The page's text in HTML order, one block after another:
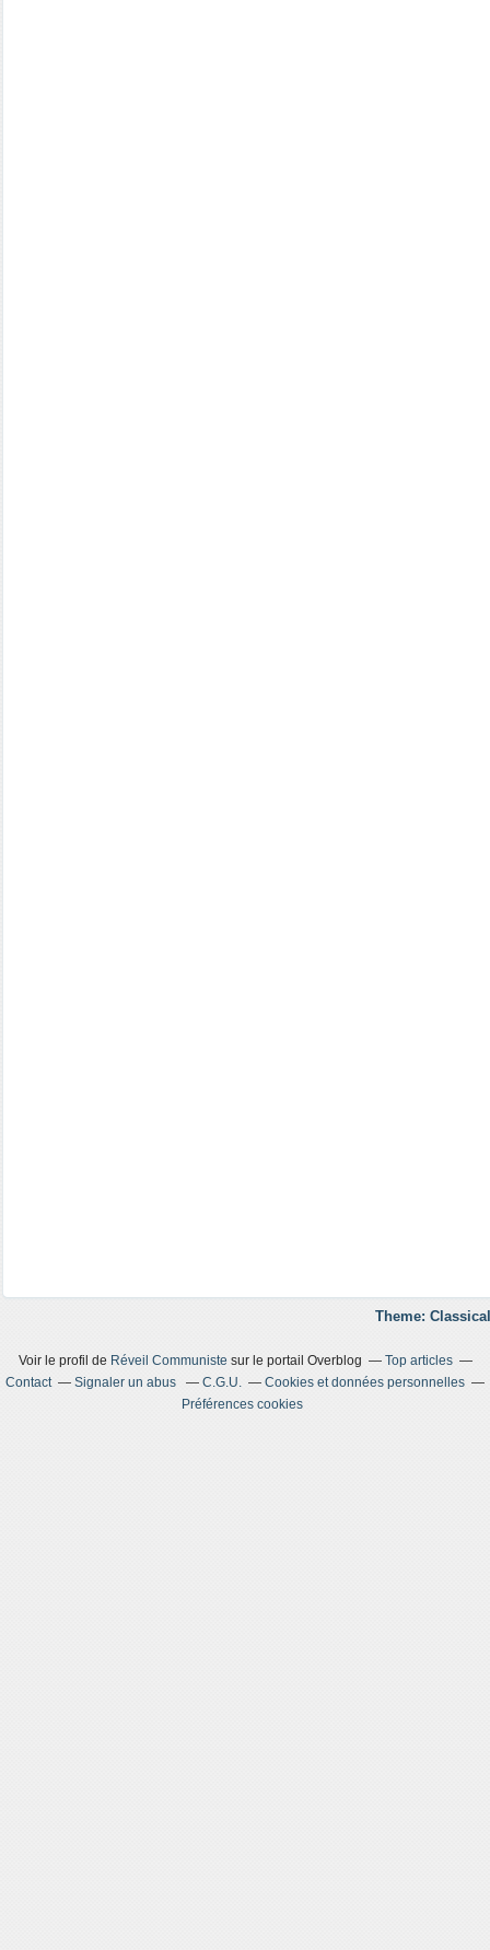
Theme:
Voir le profil de Réveil Communiste sur le portail Overblog
Top articles
Contact
Signaler un abus C.G.U.
Cookies et données personnelles
Préférences cookies